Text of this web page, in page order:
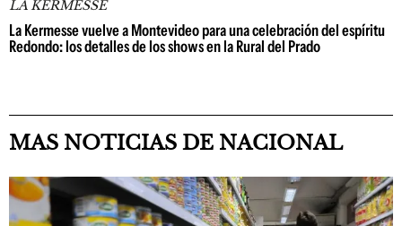
LA KERMESSE
La Kermesse vuelve a Montevideo para una celebración del espíritu
Redondo: los detalles de los shows en la Rural del Prado
MAS NOTICIAS DE NACIONAL